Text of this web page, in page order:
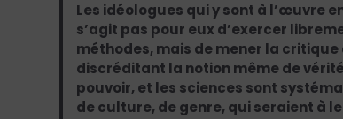
Les idéologues qui y sont à l’œuvre
s’agit pas pour eux d’exercer
méthodes, mais de mener la
discréditant la notion même de
pouvoir, et les sciences sont
de culture, de genre, qui seraient à